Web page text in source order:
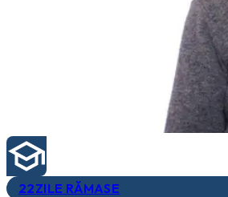
22ZILE RĂMASE